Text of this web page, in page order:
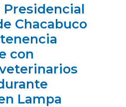
Presidencial
Chacabuco
con
Lampa